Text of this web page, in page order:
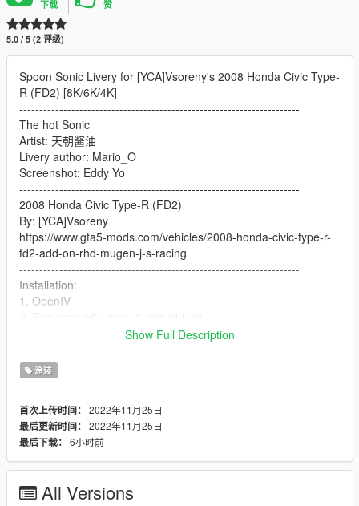
下载 赞
5.0 / 5 (2 评级)
Spoon Sonic Livery for [YCA]Vsoreny's 2008 Honda Civic Type-
R (FD2) [8K/6K/4K]
----------------------------------------------------------------------
The hot Sonic
Artist: 天朝酱油
Livery author: Mario_O
Screenshot: Eddy Yo
----------------------------------------------------------------------
2008 Honda Civic Type-R (FD2)
By: [YCA]Vsoreny
https://www.gta5-mods.com/vehicles/2008-honda-civic-type-r-
fd2-add-on-rhd-mugen-j-s-racing
----------------------------------------------------------------------
Installation:
1. OpenIV
Please contact the author and indicate the source before use
and modification
Thank you very much
Show Full Description
涂装
首次上传时间： 2022年11月25日
最后更新时间： 2022年11月25日
最后下载： 6小时前
All Versions